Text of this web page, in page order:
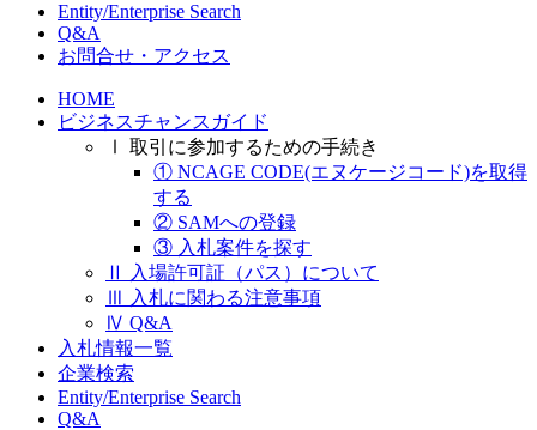
Entity/Enterprise Search
Q&A
お問合せ・アクセス
HOME
ビジネスチャンスガイド
Ⅰ 取引に参加するための手続き
① NCAGE CODE(エヌケージコード)を取得
する
② SAMへの登録
③ 入札案件を探す
Ⅱ 入場許可証（パス）について
Ⅲ 入札に関わる注意事項
Ⅳ Q&A
入札情報一覧
企業検索
Entity/Enterprise Search
Q&A